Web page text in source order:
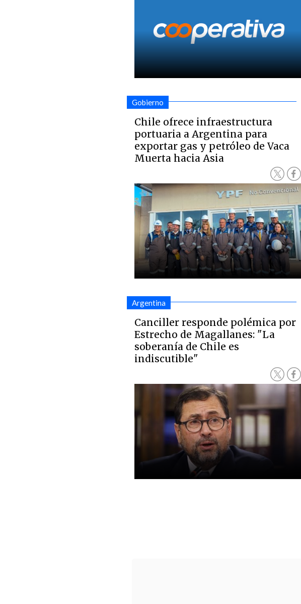
Gobierno
Chile ofrece infraestructura
portuaria a Argentina para
exportar gas y petróleo de Vaca
Muerta hacia Asia
Argentina
Canciller responde polémica por
Estrecho de Magallanes: "La
soberanía de Chile es
indiscutible"